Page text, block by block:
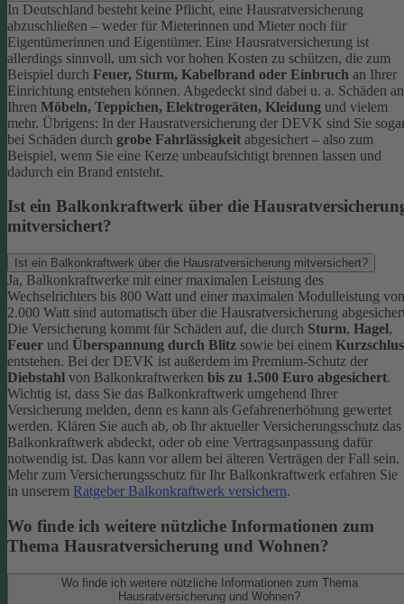
In Deutschland besteht keine Pflicht, eine Hausratversicherung
abzuschließen – weder für Mieterinnen und Mieter noch für
Eigentümerinnen und Eigentümer. Eine Hausratversicherung ist
allerdings sinnvoll, um sich vor hohen Kosten zu schützen, die zum
Beispiel durch Feuer, Sturm, Kabelbrand oder Einbruch an Ihrer
Einrichtung entstehen können. Abgedeckt sind dabei u. a. Schäden an
Ihren Möbeln, Teppichen, Elektrogeräten, Kleidung und vielem
mehr. Übrigens: In der Hausratversicherung der DEVK sind Sie
bei Schäden durch grobe Fahrlässigkeit abgesichert – also zum
Beispiel, wenn Sie eine Kerze unbeaufsichtigt brennen lassen und
dadurch ein Brand entsteht.
Ist ein Balkonkraftwerk über die
mitversichert?
Ist ein Balkonkraftwerk über die Hausratversicherung mitversichert?
Ja, Balkonkraftwerke mit einer maximalen Leistung des
Wechselrichters bis 800 Watt und einer maximalen Modulleistung von
2.000 Watt sind automatisch über die Hausratversicherung
Die Versicherung kommt für Schäden auf, die durch Sturm, Hagel,
Feuer und Überspannung durch Blitz sowie bei einem
entstehen. Bei der DEVK ist außerdem im Premium-Schutz der
Diebstahl von Balkonkraftwerken bis zu 1.500 Euro abgesichert.
Wichtig ist, dass Sie das Balkonkraftwerk umgehend Ihrer
Versicherung melden, denn es kann als Gefahrenerhöhung gewertet
werden. Klären Sie auch ab, ob Ihr aktueller Versicherungsschutz das
Balkonkraftwerk abdeckt, oder ob eine Vertragsanpassung dafür
notwendig ist. Das kann vor allem bei älteren Verträgen der Fall sein.
Mehr zum Versicherungsschutz für Ihr Balkonkraftwerk erfahren Sie
in unserem Ratgeber Balkonkraftwerk versichern.
Wo finde ich weitere nützliche Informationen zum
Thema Hausratversicherung und Wohnen?
Wo finde ich weitere nützliche Informationen zum Thema
Hausratversicherung und Wohnen?